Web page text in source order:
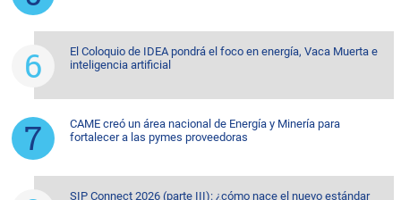
El Coloquio de IDEA pondrá el foco en energía, Vaca Muerta e
inteligencia artificial
CAME creó un área nacional de Energía y Minería para
fortalecer a las pymes proveedoras
SIP Connect 2026 (parte III): ¿cómo nace el nuevo estándar